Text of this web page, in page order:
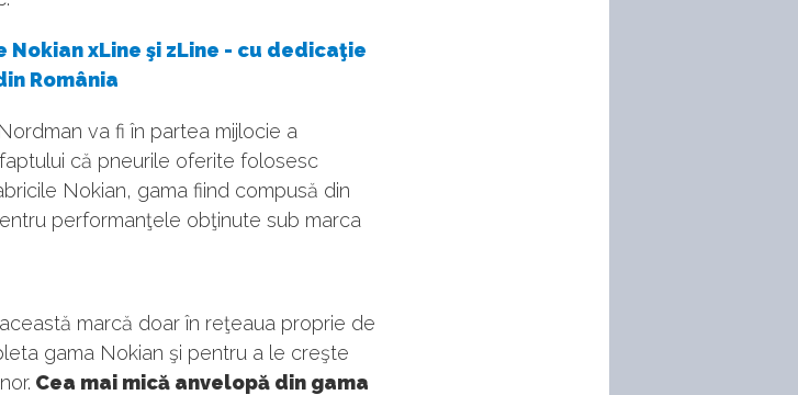
Nokian xLine şi zLine - cu dedicaţie
România
va fi în partea mijlocie a
că pneurile oferite folosesc
Nokian, gama fiind compusă din
performanţele obţinute sub marca
marcă doar în reţeaua proprie de
gama Nokian şi pentru a le creşte
Cea mai mică anvelopă din gama